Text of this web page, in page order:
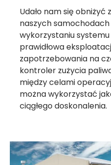
Udało nam się obniżyć
naszych
wykorzystaniu
prawidłowa
zapotrzebowania na
kontroler zużycia
między celami
można wykorzystać
ciągłego doskonalenia.